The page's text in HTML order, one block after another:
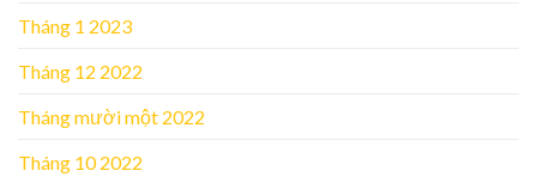
Tháng 1 2023
Tháng 12 2022
Tháng mười một 2022
Tháng 10 2022